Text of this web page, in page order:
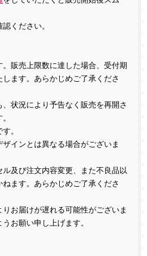
認ください。
。販売上限数に達した場合、受付期
ます。あらかじめご了承くださ
、状況により予告なく販売を再開さ
。
インとは異なる場合がございま
ル及び注文内容変更、また不良品以
ます。あらかじめご了承くださ
お届けが遅れる可能性がございま
お願い申し上げます。